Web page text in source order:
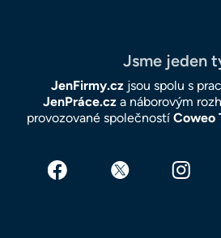
Jsme jeden
JenFirmy.czjsou spolu s
JenPráce.cza náborovým
provozované společností Coweo